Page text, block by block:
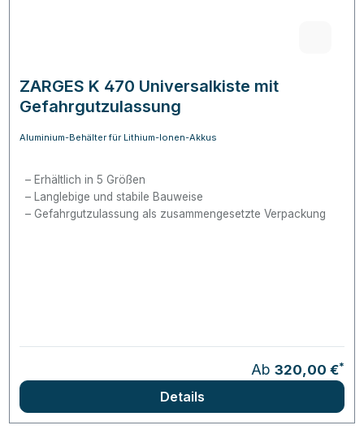
ZARGES K 470 Universalkiste mit
Gefahrgutzulassung
Aluminium-Behälter für Lithium-Ionen-Akkus
Erhältlich in 5 Größen
Langlebige und stabile Bauweise
Gefahrgutzulassung als zusammengesetzte Verpackung
Ab 320,00 €*
Details